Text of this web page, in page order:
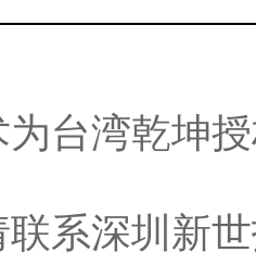
台湾乾坤
系深圳新